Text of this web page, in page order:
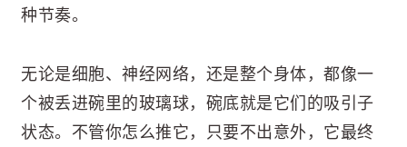
种节奏。
无论是细胞、神经网络，还是整个身体，都像一
个被丢进碗里的玻璃球，碗底就是它们的吸引子
状态。不管你怎么推它，只要不出意外，它最终